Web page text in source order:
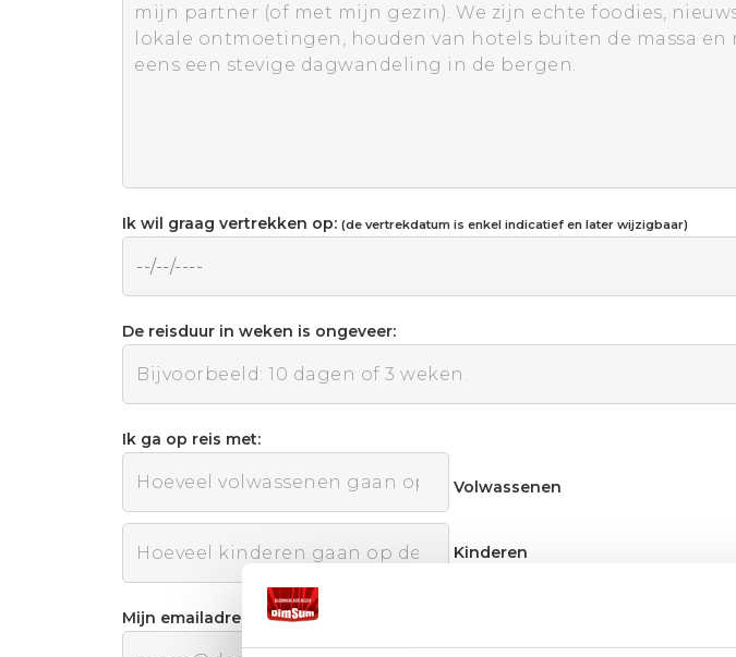
Ik wil graag vertrekken op: (de vertrekdatum is enkel indicatief en later wijzigbaar)
De reisduur in weken is ongeveer:
Ik ga op reis met:
Volwassenen
Kinderen
Mijn emailadres: